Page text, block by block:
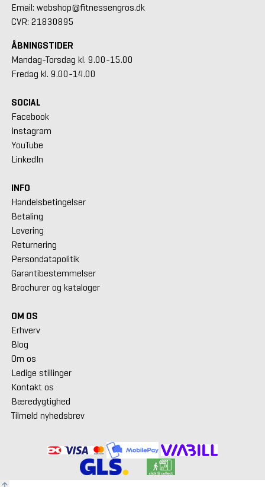
Email: webshop@fitnessengros.dk
CVR: 21830895
ÅBNINGSTIDER
Mandag-Torsdag kl. 9.00-15.00
Fredag kl. 9.00-14.00
SOCIAL
Facebook
Instagram
YouTube
LinkedIn
INFO
Handelsbetingelser
Betaling
Levering
Returnering
Persondatapolitik
Garantibestemmelser
Brochurer og kataloger
OM OS
Erhverv
Blog
Om os
Ledige stillinger
Kontakt os
Bæredygtighed
Tilmeld nyhedsbrev